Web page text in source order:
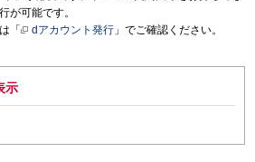
が可能です。
「
dアカウント発行 」でご確認ください。
示